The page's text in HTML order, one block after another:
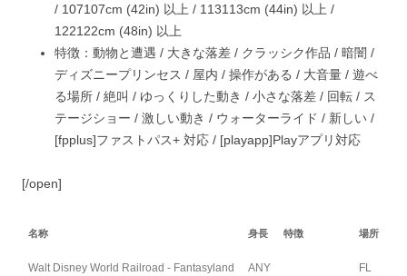
/ 107107cm (42in) 以上 / 113113cm (44in) 以上 /
122122cm (48in) 以上
特徴： 動物と遭遇 / 大きな落差 / クラッシク作品 / 暗闇 /
ディズニープリンセス / 屋内 / 操作がある / 大音量 / 遊べ
る場所 / 絶叫 / ゆっくりした動き / 小さな落差 / 回転 / ス
テージショー / 激しい動き / ウォーターライド / 新しい /
[fpplus]ファストパス+ 対応 / [playapp]Playアプリ対応
[/open]
名称 身長 特徴 場所
Walt Disney World Railroad - Fantasyland ANY FL